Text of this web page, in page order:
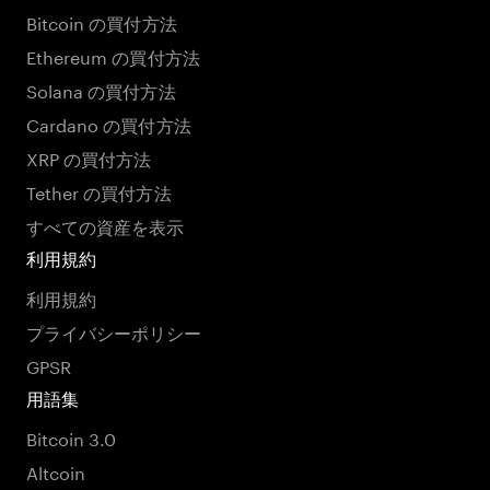
Bitcoin の買付方法
Ethereum の買付方法
Solana の買付方法
Cardano の買付方法
XRP の買付方法
Tether の買付方法
すべての資産を表示
利用規約
利用規約
プライバシーポリシー
GPSR
用語集
Bitcoin 3.0
Altcoin